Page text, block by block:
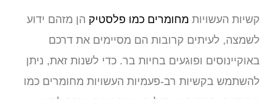
קשיות העשויות מחומרים כמו פלסטיק הן מזהם ידוע
לשמצה, לעיתים קרובות הם מסיימים את דרכם
באוקיינוסים ופוגעים בחיות בר. כדי לשנות זאת, ניתן
להשתמש בקשיות רב-פעמיות העשויות מחומרים כמו